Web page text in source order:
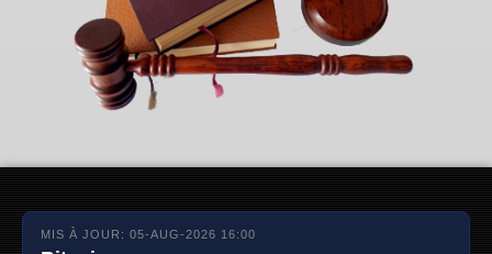
MIS À JOUR: 05-AUG-2026 16:00